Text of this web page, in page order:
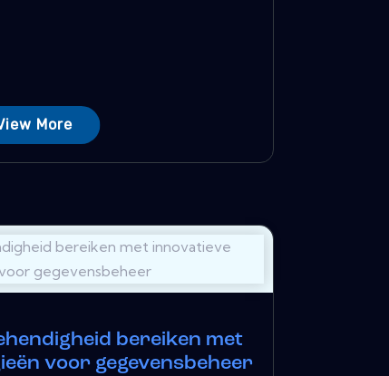
More
bereiken met
voor gegevensbeheer